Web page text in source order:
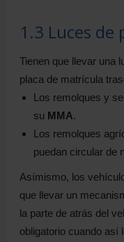
1.3 Luces de
Tienen que llevar una
placa de matrícula
Los remolques y
su MMA.
Los remolques
puedan circular de
Asímismo, los
que llevar un
la parte de atrás del
obligatorio cuando así